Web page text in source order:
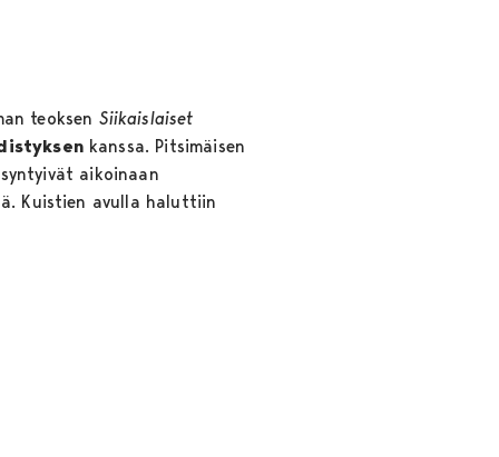
teoksen Siikaislaiset
kanssa. Pitsimäisen
aikoinaan
Kuistien avulla haluttiin